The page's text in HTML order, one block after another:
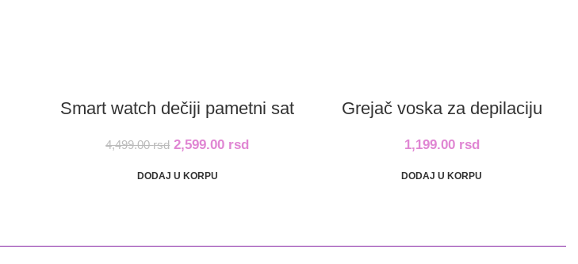
Smart watch dečiji pametni sat
4,499.00rsd 2,599.00 rsd
DODAJ U KORPU
Grejač voska za depilaciju
1,199.00 rsd
DODAJ U KORPU